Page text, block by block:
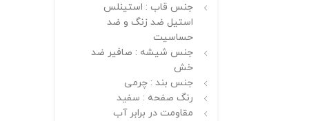
جنس قاب : استینلس
استیل ضد زنگ و ضد
حساسیت
جنس شیشه : صافیر ضد
خش
جنس بند : چرمی
رنگ صفحه : سفید
مقاومت در برابر آب